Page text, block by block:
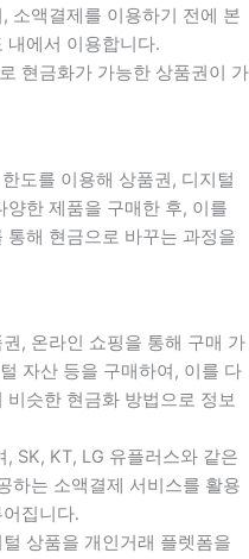
소액결제를 이용하기 전에 본
내에서 이용합니다.
현금화가 가능한 상품권이 가
도를 이용해 상품권, 디지털
한 제품을 구매한 후, 이를
해 현금으로 바꾸는 과정을
, 온라인 쇼핑을 통해 구매 가
자산 등을 구매하여, 이를 다
슷한 현금화 방법으로 정보
SK, KT, LG 유플러스와 같은
하는 소액결제 서비스를 활용
집니다.
상품을 개인거래 플렛폼을